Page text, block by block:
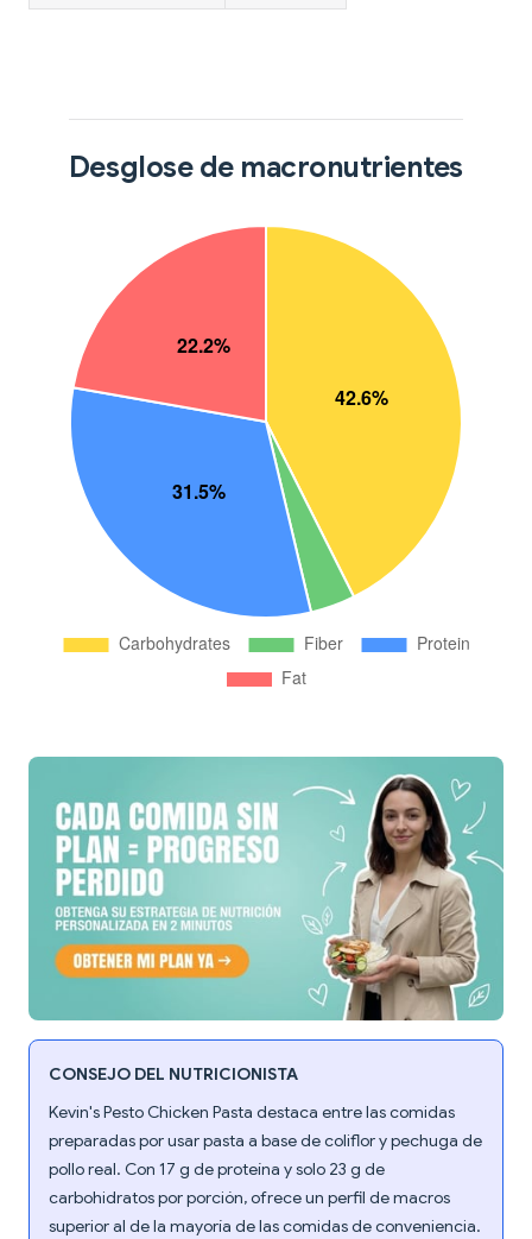
Desglose de macronutrientes
CONSEJO DEL NUTRICIONISTA
Kevin's Pesto Chicken Pasta destaca entre las comidas
preparadas por usar pasta a base de coliflor y pechuga de
pollo real. Con 17 g de proteína y solo 23 g de
carbohidratos por porción, ofrece un perfil de macros
superior al de la mayoría de las comidas de conveniencia.